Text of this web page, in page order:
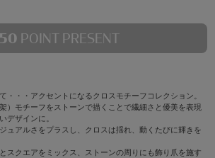
POINT PRESENT
・・・アクセントになるクロスモチーフコレクション。
）モチーフをストーンで描くことで繊細さと優美を表現
デザインに。
ュアルさをプラスし、クロスは揺れ、動くたびに輝きを
スクエアをミックス、ストーンの周りにも飾り爪を施す